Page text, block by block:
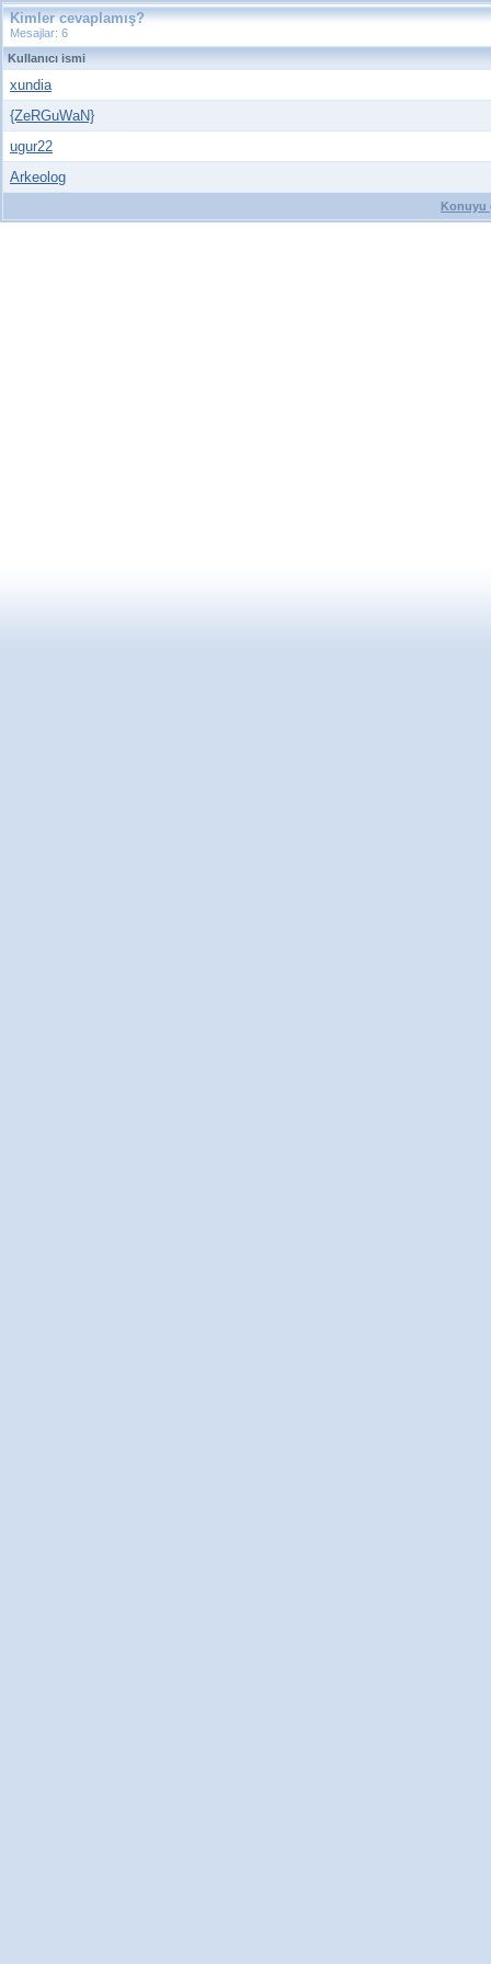
Kimler cevaplamış?
Mesajlar: 6
Kullanıcı ismi
xundia
{ZeRGuWaN}
ugur22
Arkeolog
Konuyu